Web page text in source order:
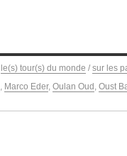
le(s) tour(s) du monde / sur les
, Marco Eder, Oulan Oud , Oust